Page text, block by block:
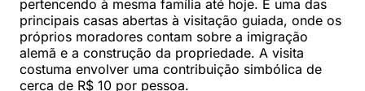
pertencendo à mesma família até hoje. É uma das
principais casas abertas à visitação guiada, onde os
próprios moradores contam sobre a imigração
alemã e a construção da propriedade. A visita
costuma envolver uma contribuição simbólica de
cerca de R$ 10 por pessoa.